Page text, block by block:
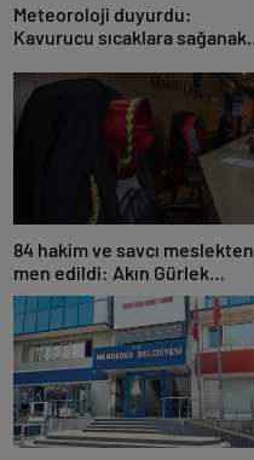
Meteoroloji duyurdu:
Kavurucu sıcaklara sağanak
84 hakim ve savcı meslekten
men edildi: Akın Gürlek
açıkladı